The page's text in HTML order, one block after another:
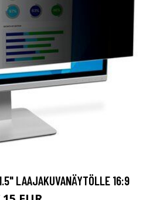
LAAJAKUVANÄYTÖLLE 16:9